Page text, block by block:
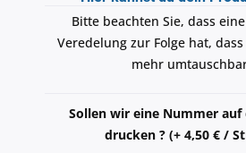
Bitte beachten Sie, dass
Veredelung zur Folge hat,
mehr
Sollen wir eine Nummer
drucken ? (+ 4,50 € /